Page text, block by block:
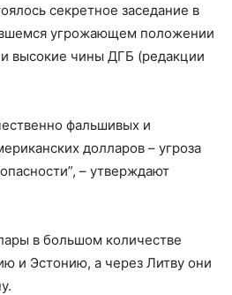
секретное заседание в
угрожающем положении
высокие чины ДГБ (редакции
фальшивых и
долларов – угроза
– утверждают
в большом количестве
и Эстонию, а через Литву они